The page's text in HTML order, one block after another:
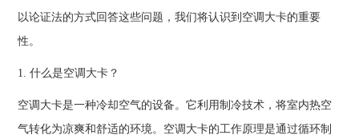
以论证法的方式回答这些问题，我们将认识到空调大卡的重要
性。
1. 什么是空调大卡？
空调大卡是一种冷却空气的设备。它利用制冷技术，将室内热空
气转化为凉爽和舒适的环境。空调大卡的工作原理是通过循环制